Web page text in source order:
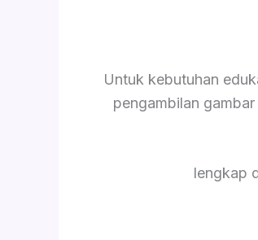
Untuk kebutuhan
pengambilan
lengkap